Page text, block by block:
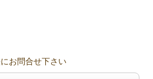
お問合せ下さい